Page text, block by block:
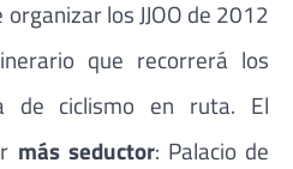
los JJOO de 2012
que recorrerá los
de ciclismo en ruta. El
más seductor: Palacio de